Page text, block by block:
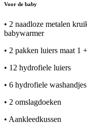
Voor de baby
• 2 naadloze metalen
babywarmer
• 2 pakken luiers maat 1
• 12 hydrofiele luiers
• 6 hydrofiele washandjes
• 2 omslagdoeken
• Aankleedkussen